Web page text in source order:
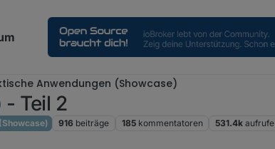
Anwendungen (Showcase)
Teil 2
916 beiträge 185 kommentatoren 531.4k aufrufe